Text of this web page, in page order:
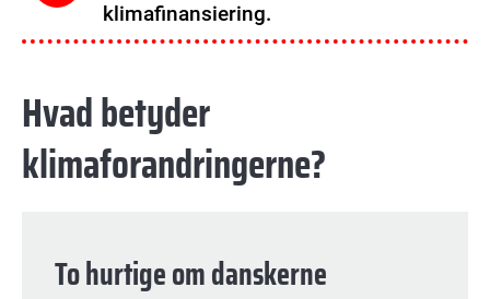
klimafinansiering.
Hvad betyder
klimaforandringerne?
To hurtige om danskerne